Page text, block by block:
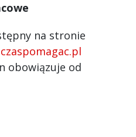
na stronie
obowiązuje od